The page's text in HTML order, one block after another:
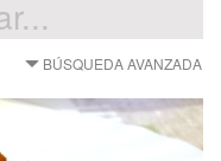
BÚSQUEDA AVANZADA